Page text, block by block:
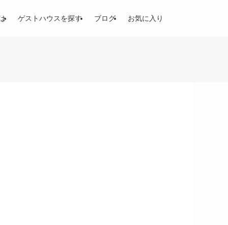
ゲストハウスを探す ブログ お気に入り